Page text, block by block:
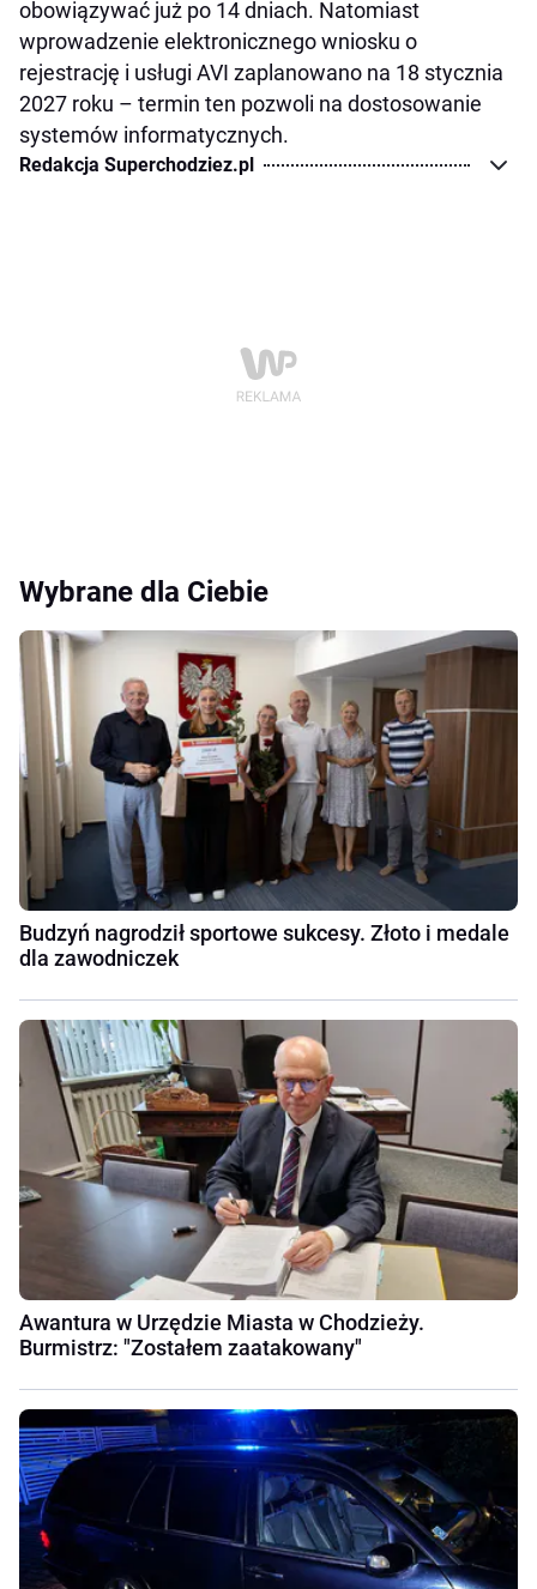
obowiązywać już po 14 dniach. Natomiast
wprowadzenie elektronicznego wniosku o
rejestrację i usługi AVI zaplanowano na 18 stycznia
2027 roku – termin ten pozwoli na dostosowanie
systemów informatycznych.
Redakcja Superchodziez.pl
Wybrane dla Ciebie
Budzyń nagrodził sportowe sukcesy. Złoto i medale
dla zawodniczek
Awantura w Urzędzie Miasta w Chodzieży.
Burmistrz: "Zostałem zaatakowany"